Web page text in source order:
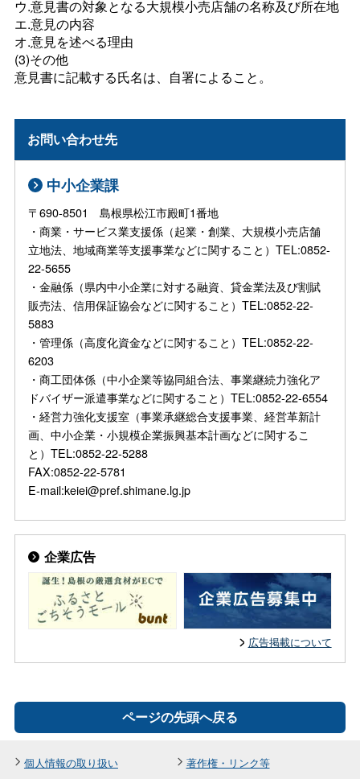
ウ.意見書の対象となる大規模小売店舗の名称及び所在地
エ.意見の内容
オ.意見を述べる理由
(3)その他
意見書に記載する氏名は、自署によること。
お問い合わせ先
中小企業課
〒690-8501 島根県松江市殿町1番地
・商業・サービス業支援係（起業・創業、大規模小売店舗
立地法、地域商業等支援事業などに関すること）TEL:0852-
22-5655
・金融係（県内中小企業に対する融資、貸金業法及び割賦
販売法、信用保証協会などに関すること）TEL:0852-22-
5883
・管理係（高度化資金などに関すること）TEL:0852-22-
6203
・商工団体係（中小企業等協同組合法、事業継続力強化ア
ドバイザー派遣事業などに関すること）TEL:0852-22-6554
・経営力強化支援室（事業承継総合支援事業、経営革新計
画、中小企業・小規模企業振興基本計画などに関するこ
と）TEL:0852-22-5288
FAX:0852-22-5781
E-mail:keiei@pref.shimane.lg.jp
企業広告
広告掲載について
ページの先頭へ戻る
個人情報の取り扱い 著作権・リンク等